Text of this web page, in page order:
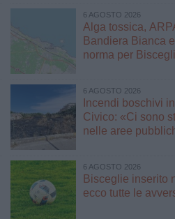
6 AGOSTO 2026
Alga tossica,
Bandiera Bianca
norma per
6 AGOSTO 2026
Incendi boschivi
Civico: «Ci sono
nelle aree
6 AGOSTO 2026
Bisceglie inserito
ecco tutte le